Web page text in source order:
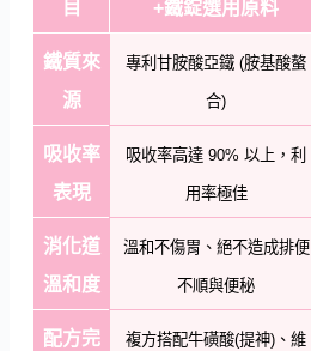
目 +鐵錠選用原料
鐵質來
源
專利甘胺酸亞鐵 (胺基酸螯
合)
吸收率
表現
吸收率高達 90% 以上，利
用率極佳
消化道
溫和度
溫和不傷胃、絕不造成排便
不順與便秘
配方完
複方搭配牛磺酸(提神)、維